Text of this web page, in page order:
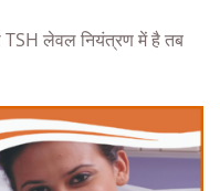
लेवल नियंत्रण में है तब